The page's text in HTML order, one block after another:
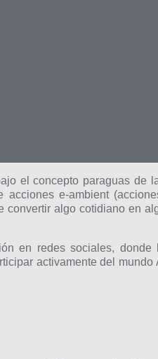
el concepto paraguas de
acciones e-ambient
algo cotidiano en
en redes sociales, donde
activamente del mundo